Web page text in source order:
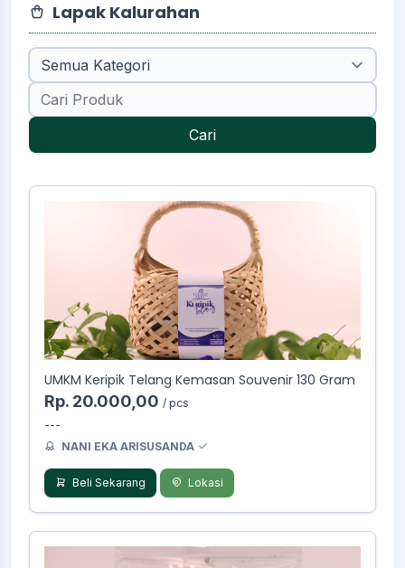
Lapak Kalurahan
Cari
UMKM Keripik Telang Kemasan Souvenir 130 Gram
Rp. 20.000,00 / pcs
---
NANI EKA ARISUSANDA
Beli Sekarang Lokasi